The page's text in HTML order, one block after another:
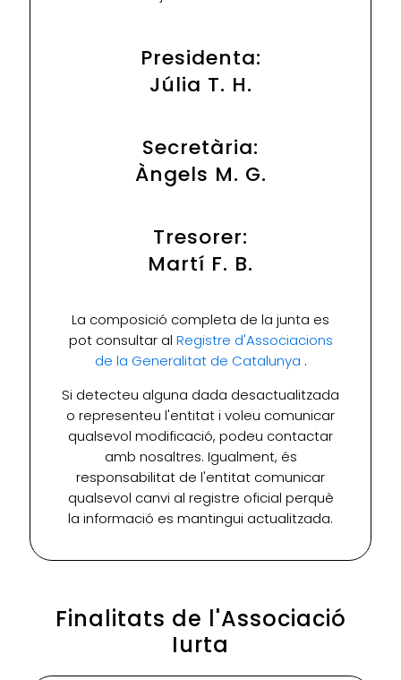
Presidenta:
Júlia T. H.
Secretària:
Àngels M. G.
Tresorer:
Martí F. B.
La composició completa de la junta es
pot consultar al Registre d'Associacions
de la Generalitat de Catalunya .
Si detecteu alguna dada desactualitzada
o representeu l'entitat i voleu comunicar
qualsevol modificació, podeu contactar
amb nosaltres. Igualment, és
responsabilitat de l'entitat comunicar
qualsevol canvi al registre oficial perquè
la informació es mantingui actualitzada.
Finalitats de l'Associació
Iurta